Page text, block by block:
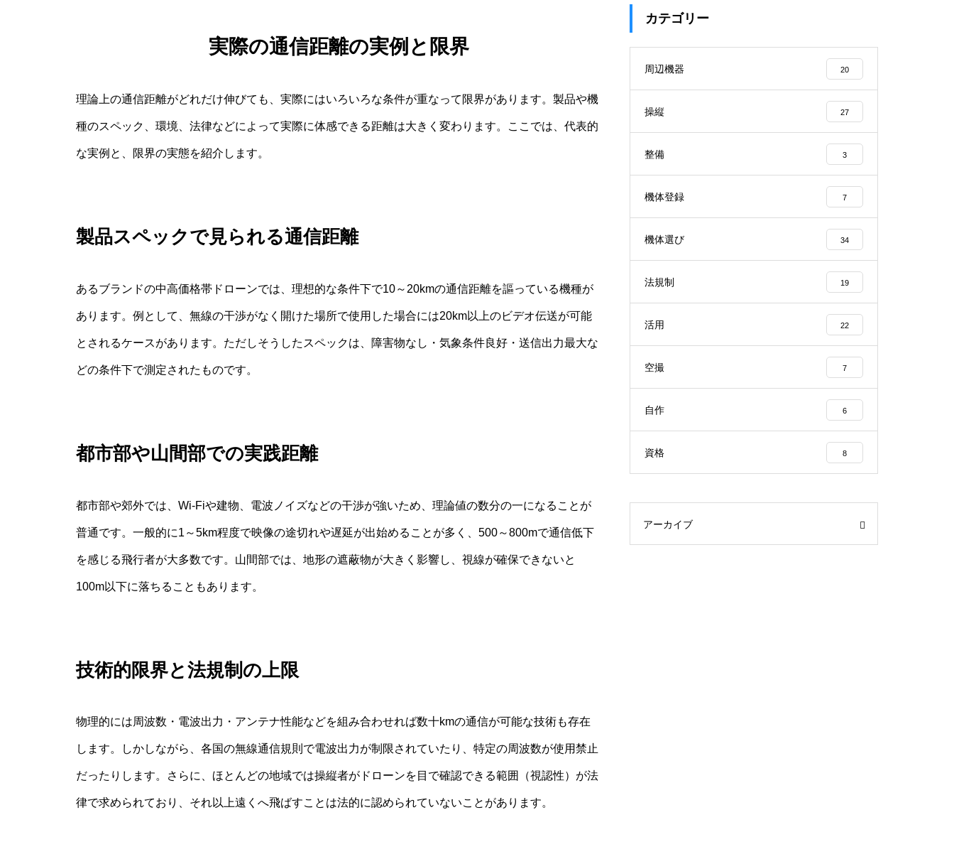
実際の通信距離の実例と限界
理論上の通信距離がどれだけ伸びても、実際にはいろいろな条件が重なって限界があります。製品や機
種のスペック、環境、法律などによって実際に体感できる距離は大きく変わります。ここでは、代表的
な実例と、限界の実態を紹介します。
製品スペックで見られる通信距離
あるブランドの中高価格帯ドローンでは、理想的な条件下で10～20kmの通信距離を謳っている機種が
あります。例として、無線の干渉がなく開けた場所で使用した場合には20km以上のビデオ伝送が可能
とされるケースがあります。ただしそうしたスペックは、障害物なし・気象条件良好・送信出力最大な
どの条件下で測定されたものです。
都市部や山間部での実践距離
都市部や郊外では、Wi-Fiや建物、電波ノイズなどの干渉が強いため、理論値の数分の一になることが
普通です。一般的に1～5km程度で映像の途切れや遅延が出始めることが多く、500～800mで通信低下
を感じる飛行者が大多数です。山間部では、地形の遮蔽物が大きく影響し、視線が確保できないと
100m以下に落ちることもあります。
技術的限界と法規制の上限
物理的には周波数・電波出力・アンテナ性能などを組み合わせれば数十kmの通信が可能な技術も存在
します。しかしながら、各国の無線通信規則で電波出力が制限されていたり、特定の周波数が使用禁止
だったりします。さらに、ほとんどの地域では操縦者がドローンを目で確認できる範囲（視認性）が法
律で求められており、それ以上遠くへ飛ばすことは法的に認められていないことがあります。
カテゴリー
周辺機器 20
操縦 27
整備 3
機体登録 7
機体選び 34
法規制 19
活用 22
空撮 7
自作 6
資格 8
アーカイブ